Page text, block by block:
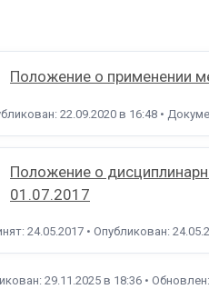
Положение о применении
22.09.2020 в 16:48 •
Положение о
01.07.2017
24.05.2017 • Опубликован:
29.11.2025 в 18:36 •